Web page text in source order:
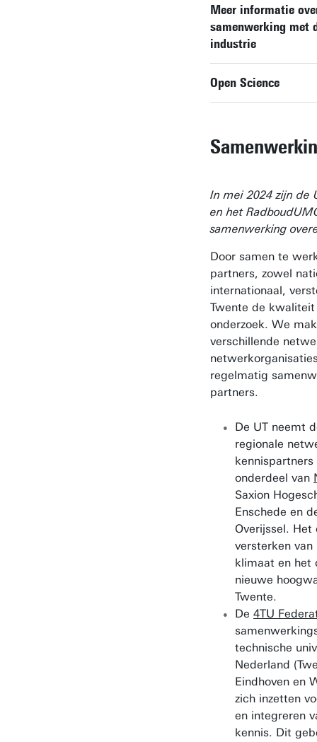
Meer informatie
samenwerking met
industrie
Open Science
In mei 2024 zijn de
en het
samenwerking
Door samen te
partners, zowel
internationaal,
Twente de kwaliteit
onderzoek. We
verschillende
regelmatig
partners.
De UT neemt
regionale
onderdeel van
Saxion
Enschede en
Overijssel. Het
versterken
klimaat en het
nieuwe
Twente.
De 4TU
technische
Nederland
Eindhoven en
zich inzetten
en integreren
kennis. Dit